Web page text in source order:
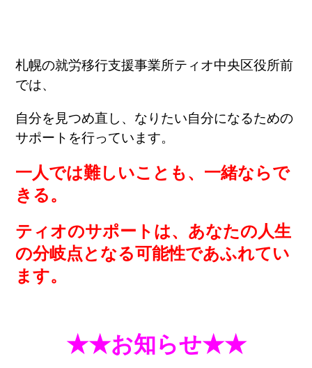
札幌の就労移行支援事業所ティオ中央区役所前
では、
自分を見つめ直し、なりたい自分になるための
サポートを行っています。
一人では難しいことも、一緒ならで
きる。
ティオのサポートは、あなたの人生
の分岐点となる可能性であふれてい
ます。
★★お知らせ★★